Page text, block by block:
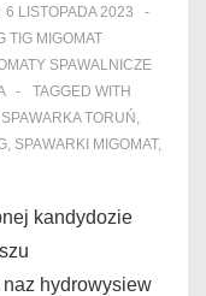
6 LISTOPADA 2023
TIG MIGOMAT
SPAWALNICZE
TAGGED WITH
SPAWARKA TORUŃ ,
, SPAWARKI MIGOMAT,
kandydozie
hydrowysiew